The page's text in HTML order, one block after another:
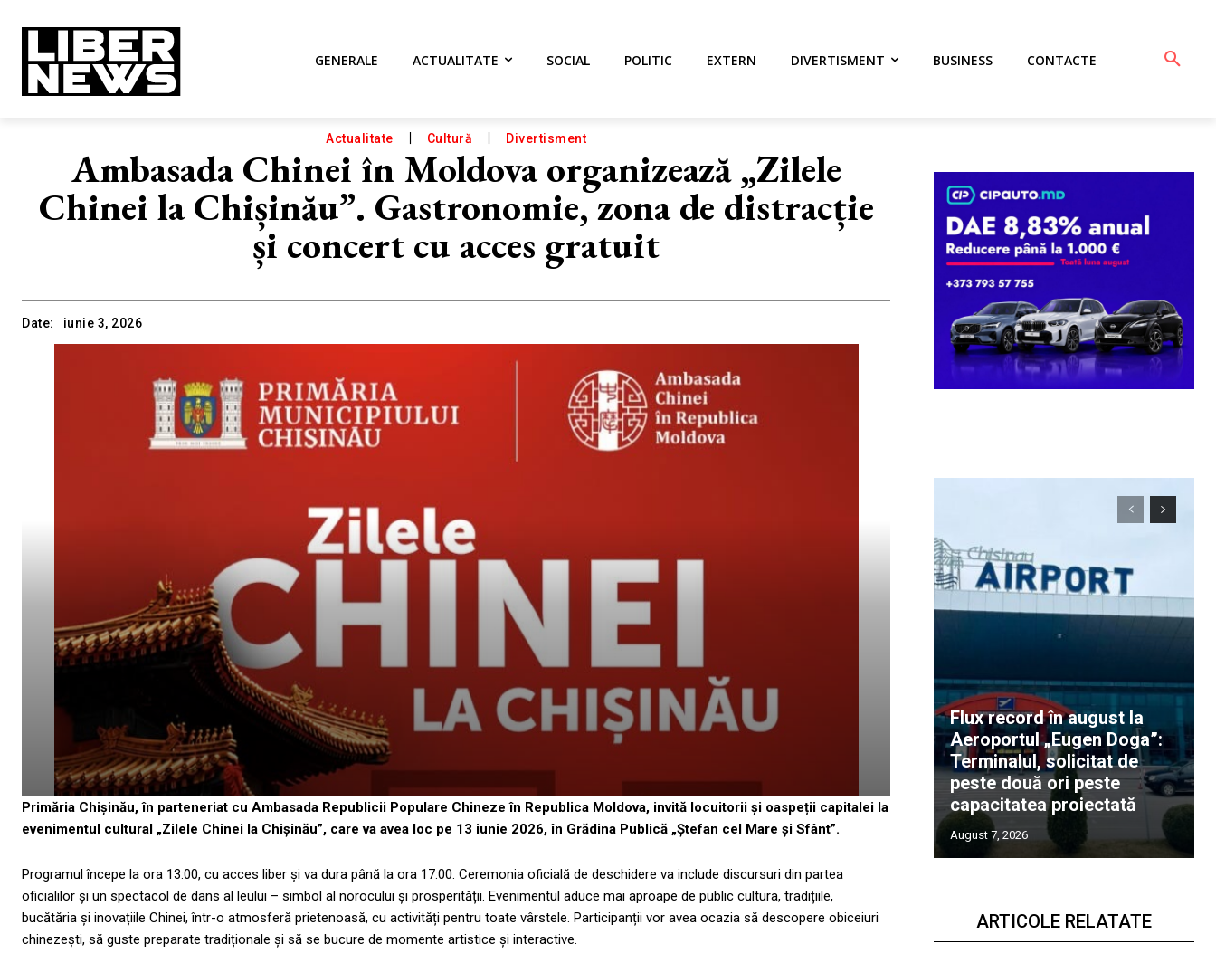
GENERALE ACTUALITATE SOCIAL POLITIC EXTERN DIVERTISMENT BUSINESS CONTACTE
Actualitate Cultură Divertisment
Ambasada Chinei în Moldova organizează „Zilele
Chinei la Chișinău”. Gastronomie, zona de distracție
și concert cu acces gratuit
Date: iunie 3, 2026
Primăria Chișinău, în parteneriat cu Ambasada Republicii Populare Chineze în Republica Moldova, invită locuitorii și oaspeții capitalei la
evenimentul cultural „Zilele Chinei la Chișinău”, care va avea loc pe 13 iunie 2026, în Grădina Publică „Ștefan cel Mare și Sfânt”.
Programul începe la ora 13:00, cu acces liber și va dura până la ora 17:00. Ceremonia oficială de deschidere va include discursuri din partea
oficialilor și un spectacol de dans al leului – simbol al norocului și prosperității. Evenimentul aduce mai aproape de public cultura, tradițiile,
bucătăria și inovațiile Chinei, într-o atmosferă prietenoasă, cu activități pentru toate vârstele. Participanții vor avea ocazia să descopere obiceiuri
chinezești, să guste preparate tradiționale și să se bucure de momente artistice și interactive.
Flux record în august la
Aeroportul „Eugen Doga”:
Terminalul, solicitat de
peste două ori peste
capacitatea proiectată
August 7, 2026
ARTICOLE RELATATE